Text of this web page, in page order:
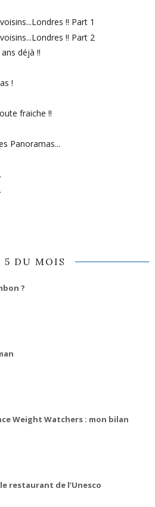
!! Part 1
!! Part 2
déjà !!
!
fraiche !!
Panoramas...
5 DU MOIS
?
Weight Watchers : mon bilan
restaurant de l’Unesco